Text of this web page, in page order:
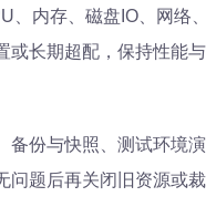
、内存、磁盘IO、网络
或长期超配，保持性能
备份与快照、测试环境
问题后再关闭旧资源或